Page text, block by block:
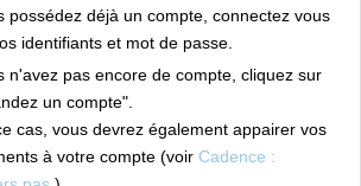
possédez déjà un compte, connectez vous
identifiants et mot de passe.
n'avez pas encore de compte, cliquez sur
un compte".
cas, vous devrez également appairer vos
à votre compte (voir Cadence :